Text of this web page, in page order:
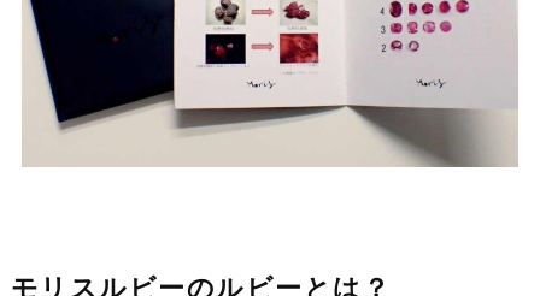
モリスルビーのルビーとは？